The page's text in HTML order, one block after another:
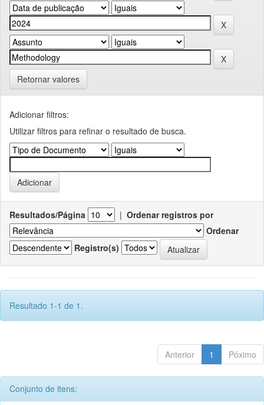
Retornar valores
Adicionar filtros:
Utilizar filtros para refinar o resultado de busca.
Resultados/Página | Ordenar registros por
Ordenar
Registro(s)
Resultado 1-1 de 1.
Anterior 1 Póximo
Conjunto de itens: